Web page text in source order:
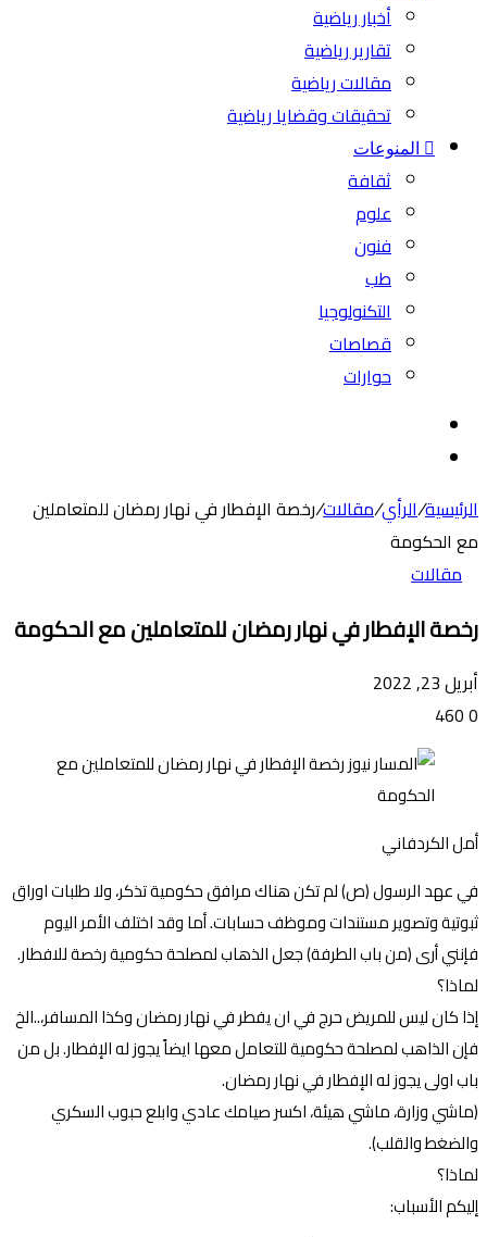
أخبار رياضية
تقارير رياضية
مقالات رياضية
تحقيقات وقضايا رياضية
المنوعات
ثقافة
علوم
فنون
طب
التكنولوجيا
قصاصات
حوارات
المظلم
الرئيسية/الرأي/مقالات/رخصة الإفطار في نهار رمضان للمتعاملين
مع الحكومة
مقالات
رخصة الإفطار في نهار رمضان للمتعاملين مع الحكومة
أبريل 23, 2022
0
أمل الكردفاني
في عهد الرسول (ص) لم تكن هناك مرافق حكومية تذكر، ولا طلبات اوراق
ثبوتية وتصوير مستندات وموظف حسابات. أما وقد اختلف الأمر اليوم
فإنني أرى (من باب الطرفة) جعل الذهاب لمصلحة حكومية رخصة للافطار.
لماذا؟
إذا كان ليس للمريض حرج في ان يفطر في نهار رمضان وكذا المسافر،..الخ
فإن الذاهب لمصلحة حكومية للتعامل معها ايضاً يجوز له الإفطار. بل من
باب اولى يجوز له الإفطار في نهار رمضان.
(ماشي وزارة، ماشي هيئة، اكسر صيامك عادي وابلع حبوب السكري
والضغط والقلب).
لماذا؟
إليكم الأسباب: